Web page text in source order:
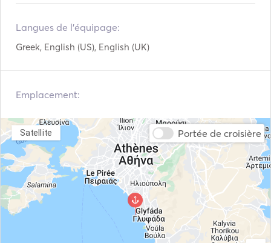
Fer
Bâton de pêche
en apnée
Kayak
Équipement de plongée Speargun
Planche de surf Ski nautique
Conseil de padel AIS / NAVTEX
Pilote automatique
Langues de l'équipage:
Greek, English (US), English (UK)
Emplacement:
Portée de croisière
Satellite